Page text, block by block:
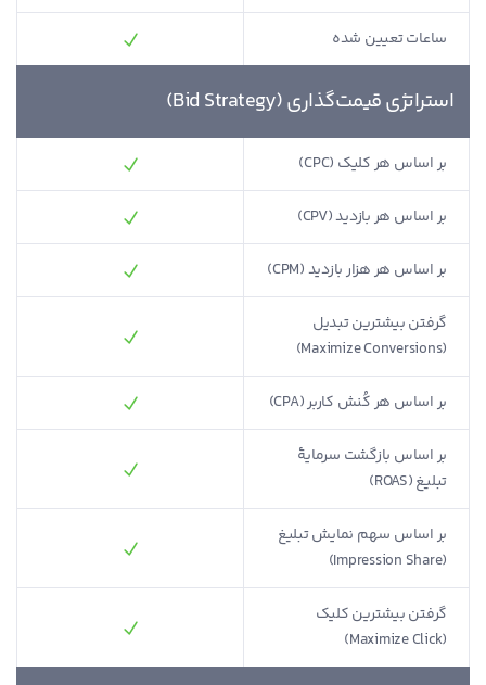
ساعات تعیین شده
استراتژی قیمت‌گذاری (Bid Strategy)
بر اساس هر کلیک (CPC)
بر اساس هر بازدید (CPV)
بر اساس هر هزار بازدید (CPM)
گرفتن بیشترین تبدیل
(Maximize Conversions)
بر اساس هر کُنش کاربر (CPA)
بر اساس بازگشت سرمایۀ
تبلیغ (ROAS)
بر اساس سهم نمایش تبلیغ
(Impression Share)
گرفتن بیشترین کلیک
(Maximize Click)